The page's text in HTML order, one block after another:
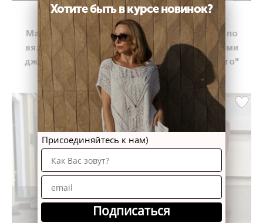
1 890 руб
Мастер-класс по
вязанию спицами
джемпера "Мира"
1 790 руб
Мастер-класс по
вязанию спицами
джемпера "Лето"
Хотите быть в курсе новинок?
Присоединяйтесь к нам)
Подписаться